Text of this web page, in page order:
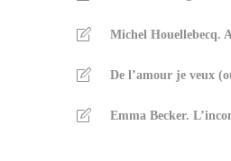
Michel Houellebecq.
De l’amour je veux
Emma Becker.